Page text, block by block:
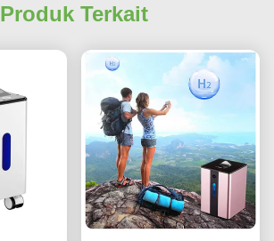
Produk Terkait